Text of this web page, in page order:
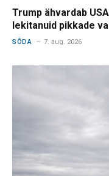
Trump ähvardab
lekitanuid pikkade
SÕDA 7. aug. 2026